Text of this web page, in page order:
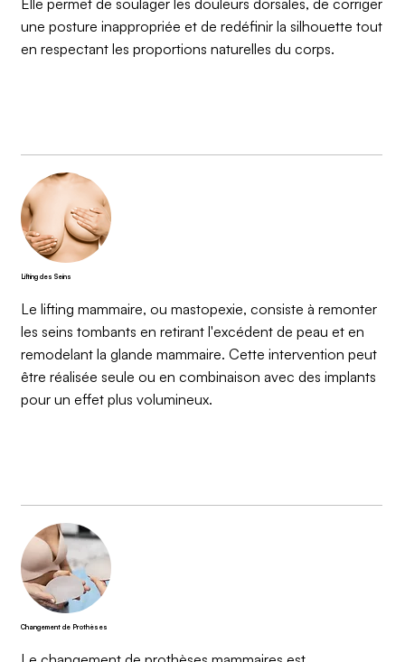
une posture inappropriée et de redéfinir la silhouette tout
en respectant les proportions naturelles du corps.
Lifting des Seins
Le lifting mammaire, ou mastopexie, consiste à remonter
les seins tombants en retirant l'excédent de peau et en
remodelant la glande mammaire. Cette intervention peut
être réalisée seule ou en combinaison avec des implants
pour un effet plus volumineux.
Changement de Prothèses